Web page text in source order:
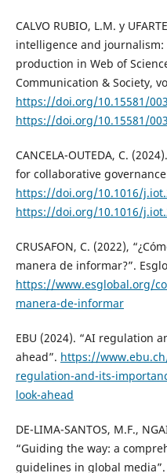
CALVO RUBIO, L.M. y
intelligence and journalism:
production in Web of
Communication & Society,
https://doi.org/10.15581/
https://doi.org/10.15581/
CANCELA-OUTEDA, C.
for collaborative
https://doi.org/10.1016/
https://doi.org/10.1016/
CRUSAFON, C. (2022),
manera de informar?”.
https://www.esglobal.org/
manera-de-informar
EBU (2024). “AI regulation
ahead”. https://
regulation-and-its-
look-ahead
DE-LIMA-SANTOS, M.F.,
“Guiding the way: a
guidelines in global media”.